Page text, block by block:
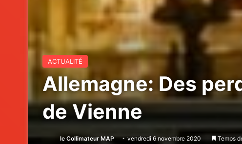
ACTUALITÉ
Allemagne: Des
de Vienne
le Collimateur MAP vendredi 6 novembre 2020 Temps